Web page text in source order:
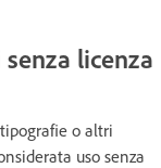
licenza
o altri
uso senza